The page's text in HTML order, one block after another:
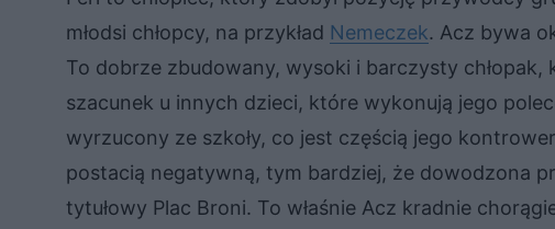
młodsi chłopcy, na przykład Nemeczek. Acz bywa
To dobrze zbudowany, wysoki i barczysty
szacunek u innych dzieci, które wykonują jego
wyrzucony ze szkoły, co jest częścią jego
postacią negatywną, tym bardziej, że dowodzona
tytułowy Plac Broni. To właśnie Acz kradnie